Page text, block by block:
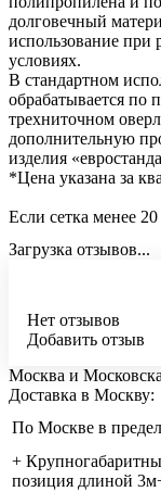
долговечный
использование при
условиях.
В стандартном
обрабатывается
трехниточном
дополнительную
изделия
*Цена указана за
Если сетка менее
Загрузка отзывов...
Нет отзывов
Добавить отзыв
Москва и
Доставка в Москву:
По Москве в
+
позиция длиной